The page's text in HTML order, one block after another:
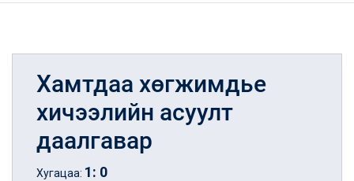
Хамтдаа хөгжимдье
хичээлийн асуулт
даалгавар
Хугацаа: 1: 0